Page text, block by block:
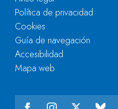
Política de privacidad
Cookies
Guía de navegación
Accesibilidad
Mapa web